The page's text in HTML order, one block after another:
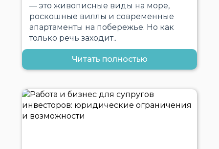
— это живописные виды на море,
роскошные виллы и современные
апартаменты на побережье. Но как
только речь заходит..
Читать полностью